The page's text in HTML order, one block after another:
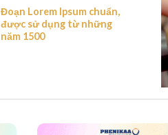
Đoạn Lorem Ipsum chuẩn,
được sử dụng từ những
năm 1500